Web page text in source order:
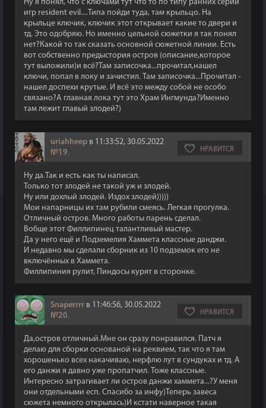
Ну я понял, что с ключами тут что то по типу ранних серий
игр resident evil....Типа пойди туда, там крыльцо. На
крыльце ключик, ключик этот открывает какие то двери и
тд. Это одобряю. Но именно цельной сюжетки я так понял
нет?Какой то так сказать основной сюжетной линии. Есть
вот собственно предыстория остров (описание,которое
тут выложили)и всё?Там записочка...прочитал,нашел
ключи, попал в локу и зачистил. Там записочка...Прочитал -
нашел доспехи крутые. И всё это между собой не особо
связано?А главная лока тут это Храм Ингмунда?Именно
там лежит главый злодей?)
uriahheep в 11:33:52, 30.05.2022
№19, НРАВИТСЯ
Ну да.Так и есть как ты написал.
Только тот злодей не такой уж и злодей.
Ну или дохлый злодей. Издох злодей)))))
Мои напарницы их там рубили смеясь. Легкая прогулка.
Отличный остров. Много работы парень сделал.
Вобще этот Филлипинец талантливый мастер.
Да у него ещё и Подземелия Хаммета классные данджи.
И недавно мы сделали сборник из 10 подземок его не
включённых в Хаммета.
Филлипиния рулит, Пиндосы курят в сторонке.
Snaperrrr в 11:46:56, 30.05.2022
№20, НРАВИТСЯ
Да,остров отличный.Мне он сразу понравился. Патч я
делаю для сборки основаной на реквием, так что я там
хорошенько всех накачиваю, нерфлю лут в сундуках и тд. А
его данжи я давно уже пропатчил. Тоже классные.
Интересно затрагивает ли остров данжи хаммета...?У меня
они отдельными есп. Спасибо за инфу)Теперь завеса
сюжета немного открылась)И кстати наверное такая